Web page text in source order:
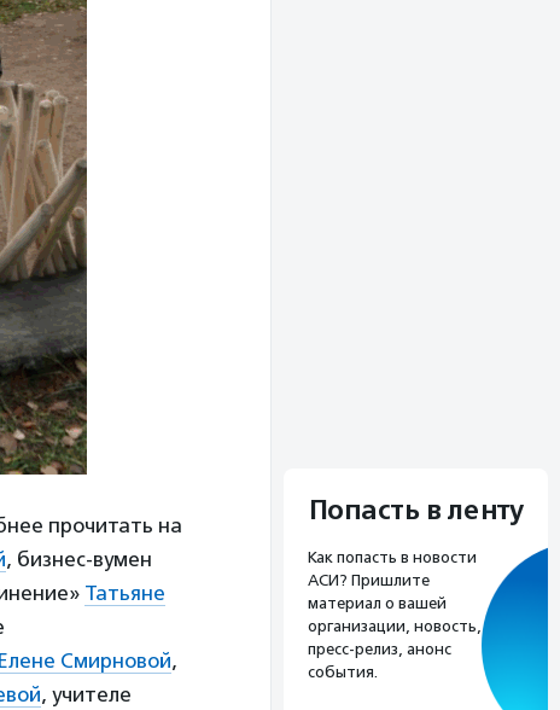
прочитать на
, бизнес-вумен
Татьяне
Елене Смирновой,
, учителе
Попасть в ленту
Как попасть в новости
АСИ? Пришлите
материал о вашей
организации, новость,
пресс-релиз, анонс
события.